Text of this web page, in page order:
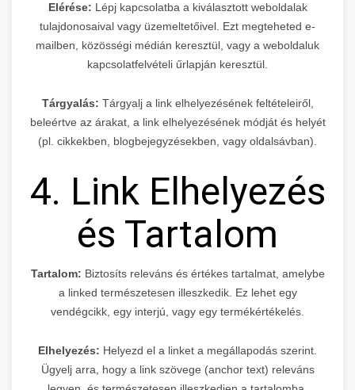
Elérése: Lépj kapcsolatba a kiválasztott weboldalak
tulajdonosaival vagy üzemeltetőivel. Ezt megteheted e-
mailben, közösségi médián keresztül, vagy a weboldaluk
kapcsolatfelvételi űrlapján keresztül.
Tárgyalás: Tárgyalj a link elhelyezésének feltételeiről,
beleértve az árakat, a link elhelyezésének módját és helyét
(pl. cikkekben, blogbejegyzésekben, vagy oldalsávban).
4. Link Elhelyezés
és Tartalom
Tartalom: Biztosíts releváns és értékes tartalmat, amelybe
a linked természetesen illeszkedik. Ez lehet egy
vendégcikk, egy interjú, vagy egy termékértékelés.
Elhelyezés: Helyezd el a linket a megállapodás szerint.
Ügyelj arra, hogy a link szövege (anchor text) releváns